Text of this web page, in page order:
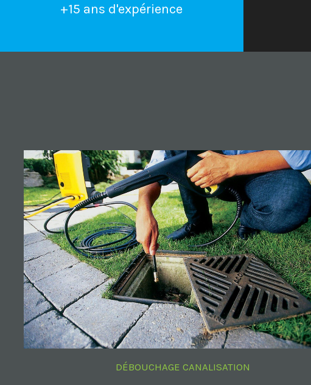
+15 ans d'expérience
DÉBOUCHAGE CANALISATION